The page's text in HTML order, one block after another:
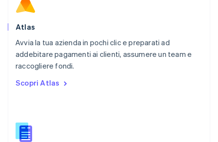
Atlas
Avvia la tua azienda in pochi clic e preparati ad
addebitare pagamenti ai clienti, assumere un team e
raccogliere fondi.
Scopri Atlas
English
Portogallo
Português
English简体中文
Regno Unito
English
English
English
Slovacchia